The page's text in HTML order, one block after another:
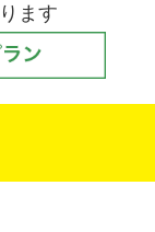
ます